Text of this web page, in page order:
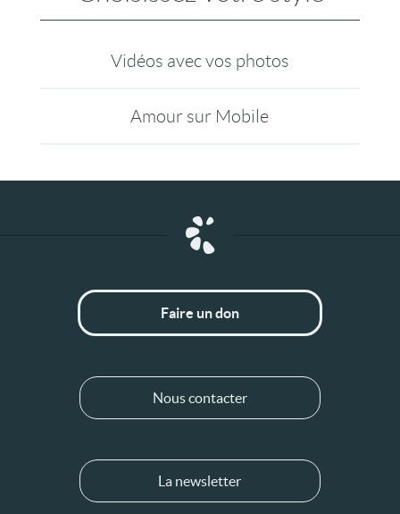
Vidéos avec vos photos
Amour sur Mobile
Faire un don
Nous contacter
La newsletter